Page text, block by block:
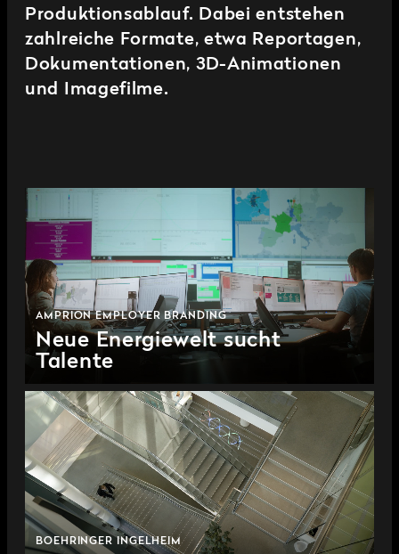
Produktionsablauf. Dabei entstehen
zahlreiche Formate, etwa Reportagen,
Dokumentationen, 3D-Animationen
und Imagefilme.
AMPRION EMPLOYER BRANDING
Neue Energiewelt sucht
Talente
BOEHRINGER INGELHEIM